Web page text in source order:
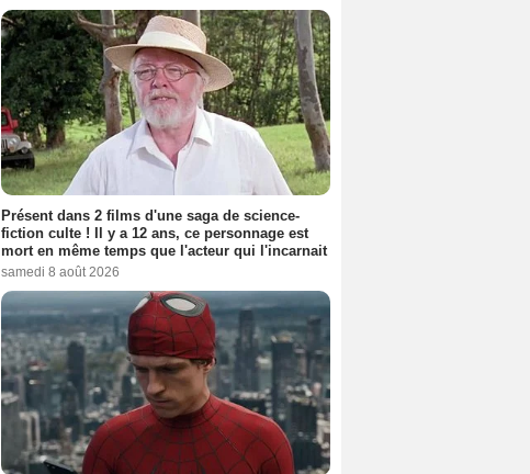
Présent dans 2 films d'une saga de science-
fiction culte ! Il y a 12 ans, ce personnage est
mort en même temps que l'acteur qui l'incarnait
samedi 8 août 2026